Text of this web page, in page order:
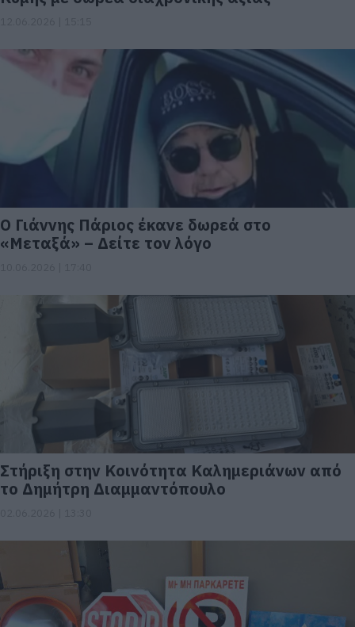
Ο Γιάννης Πάριος έκανε δωρεά στο
«Μεταξά» – Δείτε τον λόγο
Στήριξη στην Κοινότητα Καλημεριάνων από
το Δημήτρη Διαμμαντόπουλο